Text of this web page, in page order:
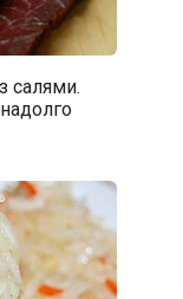
салями.